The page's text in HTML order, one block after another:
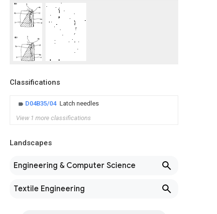
Classifications
D04B35/04 Latch needles
View 1 more classifications
Landscapes
Engineering & Computer Science
Textile Engineering